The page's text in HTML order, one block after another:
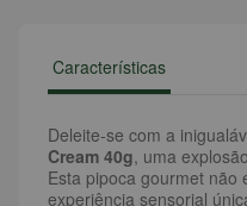
Características
Deleite-se com a
Cream 40g, uma
Esta pipoca gourmet não
experiência sensorial